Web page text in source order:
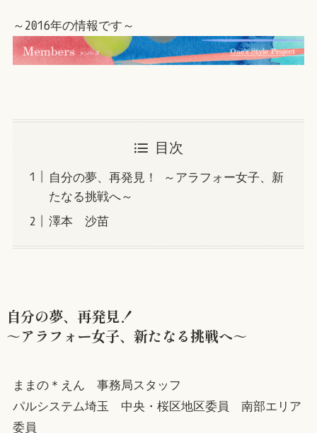
～2016年の情報です～
目次
自分の夢、再発見！ ～アラフォー女子、新
たなる挑戦へ～
澤本 沙苗
自分の夢、再発見！
～アラフォー女子、新たなる挑戦へ～
ままの＊えん 事務局スタッフ
パルシステム埼玉 中央・桜区地区委員 南部エリア
委員